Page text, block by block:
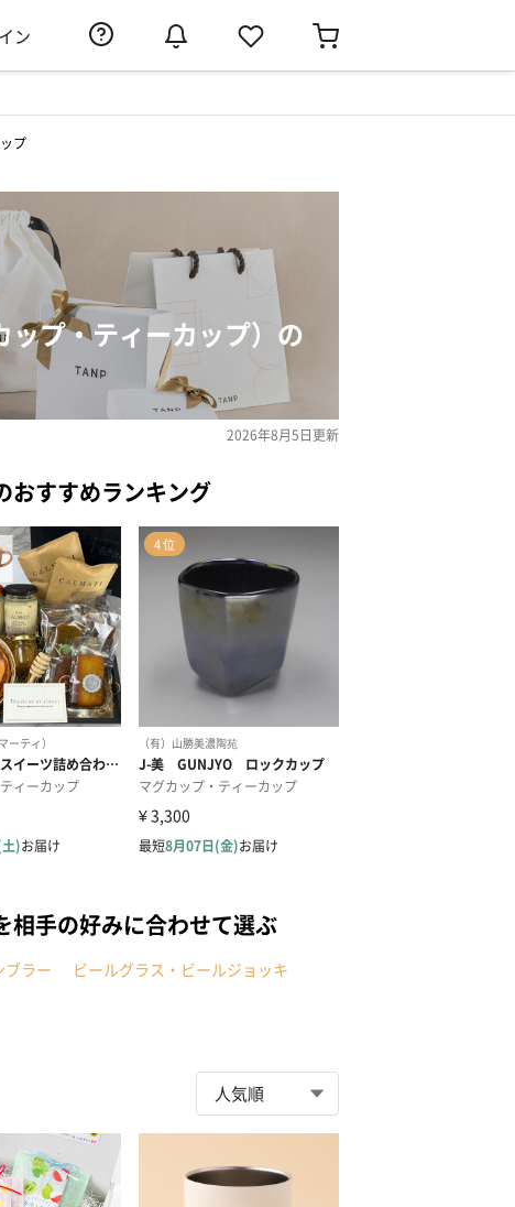
ン
プ
プ・ティーカップ）の
2026年8月5日更新
おすすめランキング
相手の好みに合わせて選ぶ
ブラー
ビールグラス・ビールジョッキ